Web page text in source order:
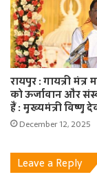
रायपुर : गायत्री
को ऊर्जावान और
हैं : मुख्यमंत्री विष्णु
December 12, 2025
Leave a Reply